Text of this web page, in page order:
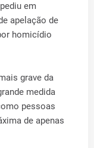
em
apelação de
homicídio
grave da
medida
pessoas
de apenas